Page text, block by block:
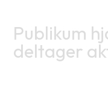
Publikum
deltager